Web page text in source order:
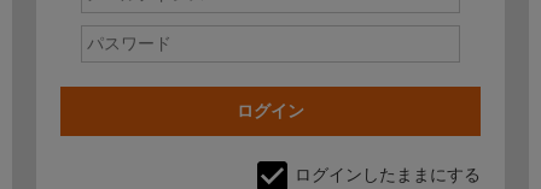
ログインしたままにする